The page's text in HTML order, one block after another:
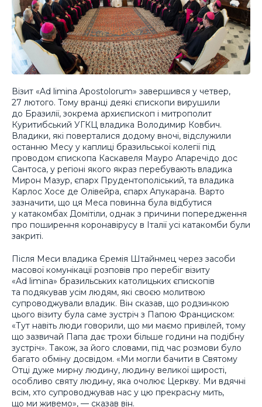
Візит «Ad limina Apostolorum» завершився у четвер,
27 лютого. Тому вранці деякі єпископи вирушили
до Бразилії, зокрема архиєпископ і митрополит
Куритибський УГКЦ владика Володимир Ковбич.
Владики, які поверталися додому вночі, відслужили
останню Месу у каплиці бразильської колегії під
проводом єпископа Каскавеля Мауро Апаречідо дос
Сантоса, у регіоні якого якраз перебувають владика
Мирон Мазур, єпарх Прудентополіський, та владика
Карлос Хосе де Олівейра, єпарх Апукарана. Варто
зазначити, що ця Меса повинна була відбутися
у катакомбах Домітіли, однак з причини попередження
про поширення коронавірусу в Італії усі катакомби були
закриті.
Після Меси владика Єремія Штайнмец через засоби
масової комунікації розповів про перебіг візиту
«Ad limina» бразильських католицьких єпископів
та подякував усім людям, які своєю молитвою
супроводжували владик. Він сказав, що родзинкою
цього візиту була саме зустріч з Папою Франциском:
«Тут навіть люди говорили, що ми маємо привілей, тому
що зазвичай Папа дає трохи більше години на подібну
зустріч». Також, за його словами, під час розмови було
багато обміну досвідом. «Ми могли бачити в Святому
Отці дуже мирну людину, людину великої щирості,
особливо святу людину, яка очолює Церкву. Ми вдячні
всім, хто супроводжував нас у цю прекрасну мить,
що ми живемо», — сказав він.